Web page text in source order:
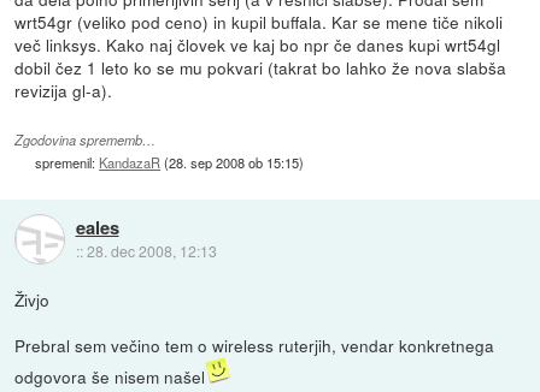
wrt54gr (veliko pod ceno) in kupil buffala. Kar se mene tiče nikoli
več linksys. Kako naj človek ve kaj bo npr če danes kupi wrt54gl
dobil čez 1 leto ko se mu pokvari (takrat bo lahko že nova slabša
revizija gl-a).
Zgodovina sprememb…
spremenil: KandazaR (28. sep 2008 ob 15:15)
eales
::28. dec 2008, 12:13
Živjo
Prebral sem večino tem o wireless ruterjih, vendar konkretnega
odgovora še nisem našel